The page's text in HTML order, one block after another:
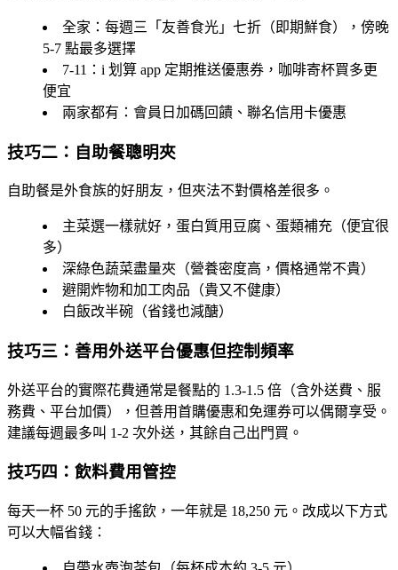
全家 ：每週三「友善食光」七折（即期鮮食），傍晚
5-7 點最多選擇
7-11 ：i 划算 app 定期推送優惠券，咖啡寄杯買多更
便宜
兩家都有 ：會員日加碼回饋、聯名信用卡優惠
技巧二：自助餐聰明夾
自助餐是外食族的好朋友，但夾法不對價格差很多。
主菜選一樣就好，蛋白質用豆腐、蛋類補充（便宜很
多）
深綠色蔬菜盡量夾（營養密度高，價格通常不貴）
避開炸物和加工肉品（貴又不健康）
白飯改半碗（省錢也減醣）
技巧三：善用外送平台優惠但控制頻率
外送平台的實際花費通常是餐點的 1.3-1.5 倍（含外送費、服
務費、平台加價），但善用首購優惠和免運券可以偶爾享受。
建議每週最多叫 1-2 次外送，其餘自己出門買。
技巧四：飲料費用管控
每天一杯 50 元的手搖飲，一年就是 18,250 元。改成以下方式
可以大幅省錢：